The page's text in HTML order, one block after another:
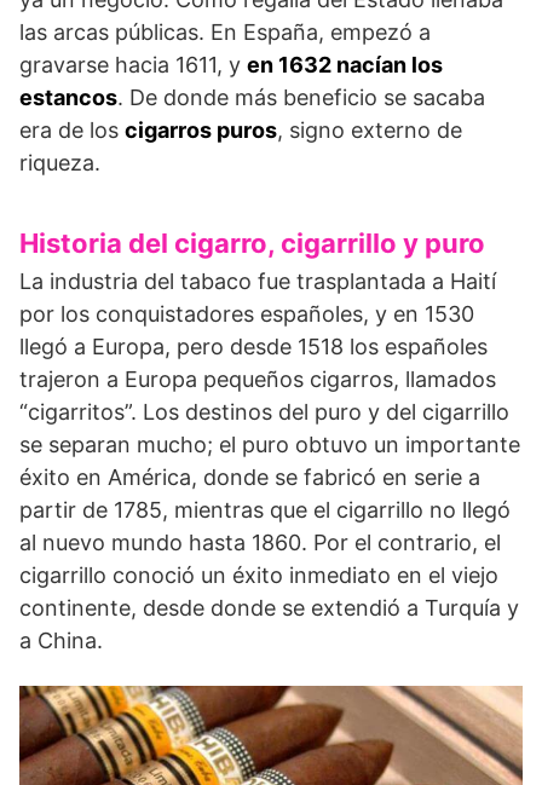
las arcas públicas. En España, empezó a
gravarse hacia 1611, y en 1632 nacían los
estancos. De donde más beneficio se sacaba
era de los cigarros puros, signo externo de
riqueza.
Historia del cigarro, cigarrillo y puro
La industria del tabaco fue trasplantada a Haití
por los conquistadores españoles, y en 1530
llegó a Europa, pero desde 1518 los españoles
trajeron a Europa pequeños cigarros, llamados
“cigarritos”. Los destinos del puro y del cigarrillo
se separan mucho; el puro obtuvo un importante
éxito en América, donde se fabricó en serie a
partir de 1785, mientras que el cigarrillo no llegó
al nuevo mundo hasta 1860. Por el contrario, el
cigarrillo conoció un éxito inmediato en el viejo
continente, desde donde se extendió a Tur­quía y
a China.